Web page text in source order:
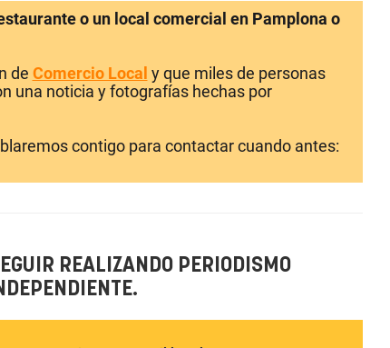
o un local comercial en Pamplona o
de Comercio Local y que miles de personas
una noticia y fotografías hechas por
contigo para contactar cuando antes:
REALIZANDO PERIODISMO